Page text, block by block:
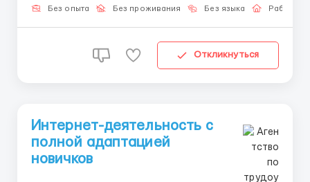
корректировка в случае отклонений Поддержка
Без опыта Без проживания Без языка Работа
Откликнуться
Интернет-деятельность с
полной адаптацией
новичков